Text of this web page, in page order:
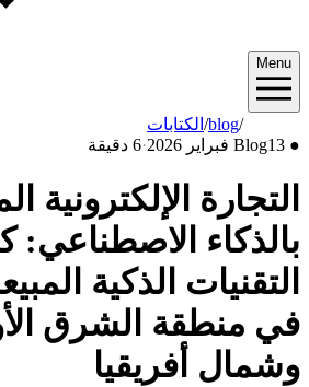
Menu
الكتابات/blog
●
Blog13 فبراير 2026 ·6 دقيقة
التجارة الإلكترونية
بالذكاء
في منطقة الشرق
وشمال أفريقيا